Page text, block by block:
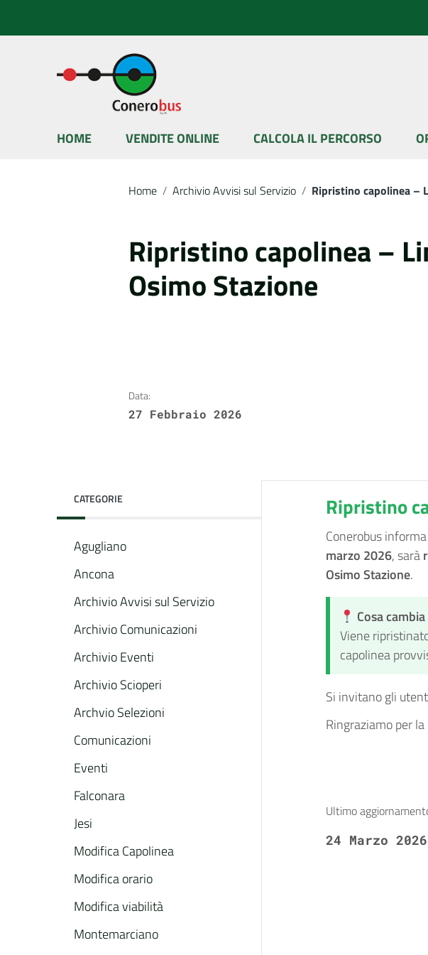
HOME VENDITE ONLINE CALCOLA IL PERCORSO
Home / Archivio Avvisi sul Servizio / Ripristino capolinea –
Ripristino capolinea –
Osimo Stazione
Data:
27 Febbraio 2026
CATEGORIE
Agugliano
Ancona
Archivio Avvisi sul Servizio
Archivio Comunicazioni
Archivio Eventi
Archivio Scioperi
Archvio Selezioni
Comunicazioni
Eventi
Falconara
Jesi
Modifica Capolinea
Modifica orario
Modifica viabilità
Montemarciano
Ripristino
Conerobus
marzo 2026, sarà
Osimo Stazione.
Cosa cambia
Viene
capolinea
Si invitano gli
Ringraziamo per
Ultimo
24 Marzo